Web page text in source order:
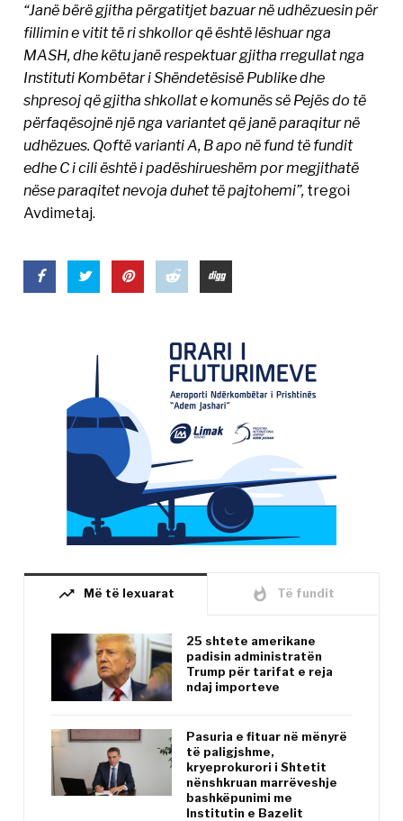
“Janë bërë gjitha përgatitjet bazuar në udhëzuesin për
fillimin e vitit të ri shkollor që është lëshuar nga
MASH, dhe këtu janë respektuar gjitha rregullat nga
Instituti Kombëtar i Shëndetësisë Publike dhe
shpresoj që gjitha shkollat e komunës së Pejës do të
përfaqësojnë një nga variantet që janë paraqitur në
udhëzues. Qoftë varianti A, B apo në fund të fundit
edhe C i cili është i padëshirueshëm por megjithatë
nëse paraqitet nevoja duhet të pajtohemi”, tregoi
Avdimetaj.
trending_up Më të lexuarat whatshot Të fundit
25 shtete amerikane
padisin administratën
Trump për tarifat e reja
ndaj importeve
Pasuria e fituar në mënyrë
të paligjshme,
kryeprokurori i Shtetit
nënshkruan marrëveshje
bashkëpunimi me
Institutin e Bazelit